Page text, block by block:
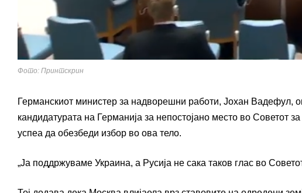
Фото: Принтскрин
Германскиот министер за надворешни работи, Јохан Вадефул,
кандидатурата на Германија за непостојано место во Советот
успеа да обезбеди избор во ова тело.
„Ја поддржуваме Украина, а Русија не сака таков глас во